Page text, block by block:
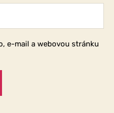
e-mail a webovou stránku